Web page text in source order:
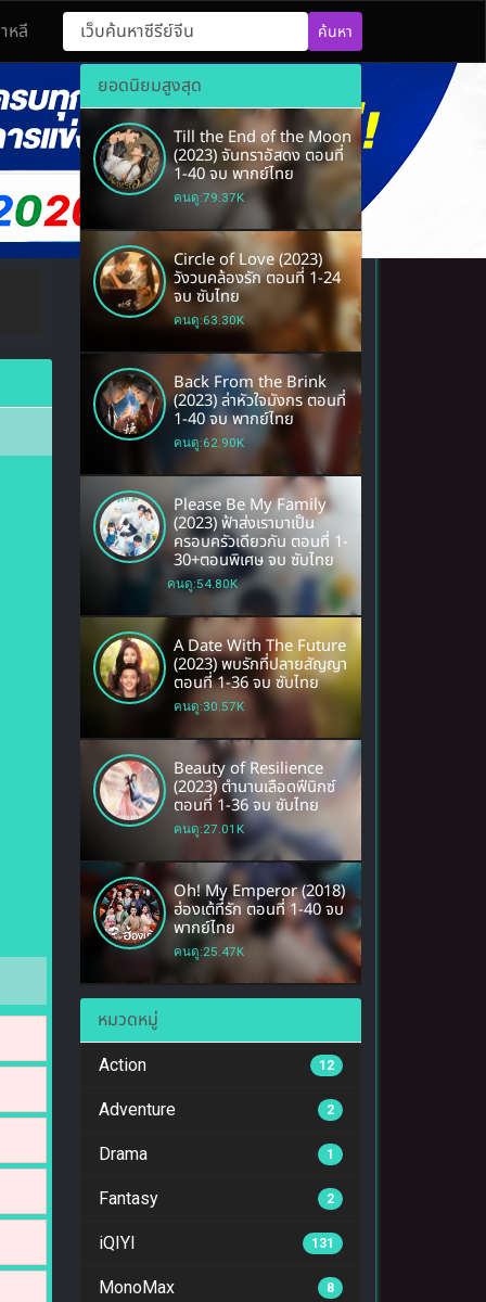
หลี ค้นหา
ยจีนโบราณ หนังยอดฮิต อิงประวัติศาสตร์
ยอดนิยมสูงสุด
Till the End of the Moon
(2023) จันทราอัสดง ตอนที่
1-40 จบ พากย์ไทย
คนดู:79.37K
Circle of Love (2023)
วังวนคล้องรัก ตอนที่ 1-24
จบ ซับไทย
คนดู:63.30K
Back From the Brink
(2023) ล่าหัวใจมังกร ตอนที่
1-40 จบ พากย์ไทย
คนดู:62.90K
Please Be My Family
(2023) ฟ้าส่งเรามาเป็น
ครอบครัวเดียวกัน ตอนที่ 1-
30+ตอนพิเศษ จบ ซับไทย
คนดู:54.80K
A Date With The Future
(2023) พบรักที่ปลายสัญญา
ตอนที่ 1-36 จบ ซับไทย
คนดู:30.57K
Beauty of Resilience
(2023) ตำนานเลือดฟีนิกซ์
ตอนที่ 1-36 จบ ซับไทย
คนดู:27.01K
Oh! My Emperor (2018)
ฮ่องเต้ที่รัก ตอนที่ 1-40 จบ
พากย์ไทย
คนดู:25.47K
หมวดหมู่
Action 12
Adventure 2
Drama 1
Fantasy 2
iQIYI 131
MonoMax 8